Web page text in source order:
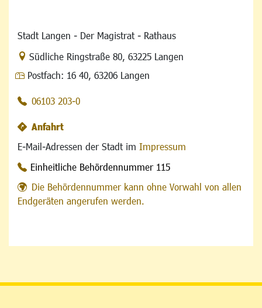
Stadt Langen - Der Magistrat - Rathaus
Link zur Google-Maps Navigation
Südliche Ringstraße 80, 63225 Langen
Postfach: 16 40, 63206 Langen
06103 203-0
Anfahrt
E-Mail-Adressen der Stadt im Impressum
Einheitliche Behördennummer 115
Die Behördennummer kann ohne Vorwahl von allen
Endgeräten angerufen werden.